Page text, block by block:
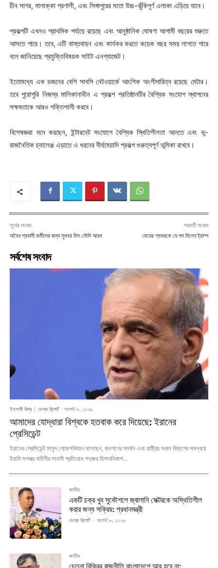
চীন সাগর, মালাক্কা প্রণালী, এবং সিঙ্গাপুরের মতো উচ্চ-ঝুঁকিপূর্ণ এলাকা এড়িয়ে যাবে।
প্রকল্পটি এখনও প্রাথমিক পর্যায়ে রয়েছে এবং আনুষ্ঠানিক ঘোষণা আগামী বছরের শুরুতে
আসতে পারে। তবে, এটি বাস্তবায়ন এবং কার্যকর করতে কয়েক বছর সময় লাগতে পারে
বলে জানিয়েছে প্রযুক্তিবিষয়ক সাইট এনগ্যাজেট।
ইতোমধ্যে এক ডজনের বেশি সাবসি নেটওয়ার্কে আংশিক অংশীদারিত্ব রয়েছে মেটার।
তবে পুরোপুরি নিজস্ব মালিকানাধীন এ প্রকল্প প্রতিষ্ঠানটির বৈশ্বিক সংযোগ স্থাপনের
সক্ষমতাকে আরও শক্তিশালী করবে।
বিশেষজ্ঞরা মনে করছেন, ইন্টারনেট সংযোগে বৈশ্বিক স্থিতিশীলতা আনতে এবং ভূ-
রাজনৈতিক চ্যালেঞ্জ এড়াতে এ ধরনের দীর্ঘমেয়াদি প্রকল্প গুরুত্বপূর্ণ ভূমিকা রাখবে।
পূর্বের সংবাদ
অবৈধ প্রবাসী কর্মীদের জন্য সুখবর দিল সৌদি আরব
পরবর্তী সংবাদ
মেয়ের শ্বশুরকে যে পদ দিলেন ট্রাম্প
সর্বশেষ সংবাদ
ইসলামী বিশ্ব ডেস্ক রিপোর্ট - আগস্ট ৮, ২০২৬
আমাদের যোদ্ধারা বিশ্বকে হতবাক করে দিয়েছে: ইরানের
প্রেসিডেন্ট
ইরানের প্রেসিডেন্ট মাসুদ পেজেশকিয়ান বলেছেন, জনগণের সমর্থন এবং রাষ্ট্রিয় সকল বিভাগের সমন্বয়ে
ইরানি সশস্ত্র বাহিনীর সাহসী প্রতিরোধ শত্রুর হিসাবনিকাশ...
জাতীয়
একটি চক্র খুব সুকৌশলে জ্বালানি সেক্টরকে অস্থিতিশীল
করার জন্য সক্রিয়: প্রধানমন্ত্রী
ডেস্ক রিপোর্ট - আগস্ট ৮, ২০২৬
জাতীয়